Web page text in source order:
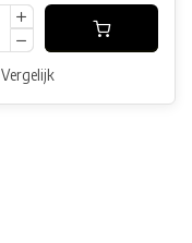
Vergelijk